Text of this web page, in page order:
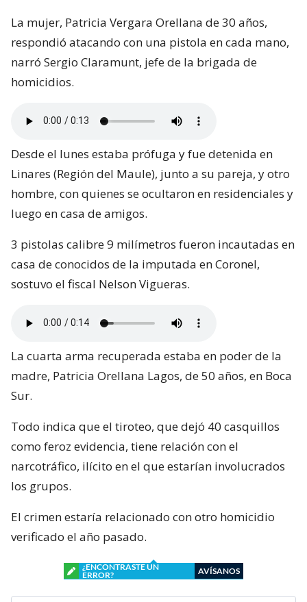
La mujer, Patricia Vergara Orellana de 30 años,
respondió atacando con una pistola en cada mano,
narró Sergio Claramunt, jefe de la brigada de
homicidios.
Desde el lunes estaba prófuga y fue detenida en
Linares (Región del Maule), junto a su pareja, y otro
hombre, con quienes se ocultaron en residenciales y
luego en casa de amigos.
3 pistolas calibre 9 milímetros fueron incautadas en
casa de conocidos de la imputada en Coronel,
sostuvo el fiscal Nelson Vigueras.
La cuarta arma recuperada estaba en poder de la
madre, Patricia Orellana Lagos, de 50 años, en Boca
Sur.
Todo indica que el tiroteo, que dejó 40 casquillos
como feroz evidencia, tiene relación con el
narcotráfico, ilícito en el que estarían involucrados
los grupos.
El crimen estaría relacionado con otro homicidio
verificado el año pasado.
¿ENCONTRASTE UN
ERROR?
AVÍSANOS